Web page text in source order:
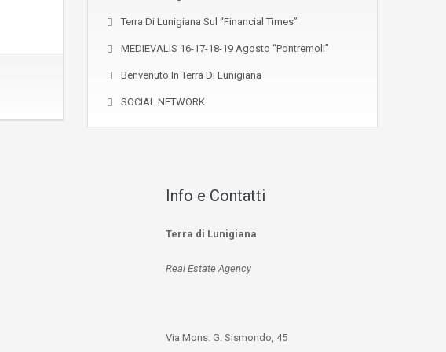
Terra Di Lunigiana Sul “Financial Times”
MEDIEVALIS 16-17-18-19 Agosto “Pontremoli”
Benvenuto In Terra Di Lunigiana
SOCIAL NETWORK
Info e Contatti
Terra di Lunigiana
Real Estate Agency
Via Mons. G. Sismondo, 45